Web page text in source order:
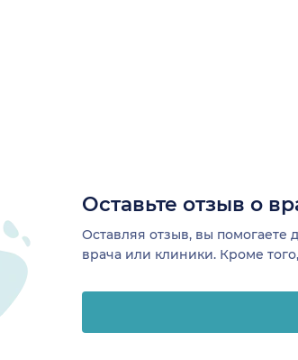
Оставьте отзыв о
Оставляя отзыв, вы
врача или клиники. Кроме